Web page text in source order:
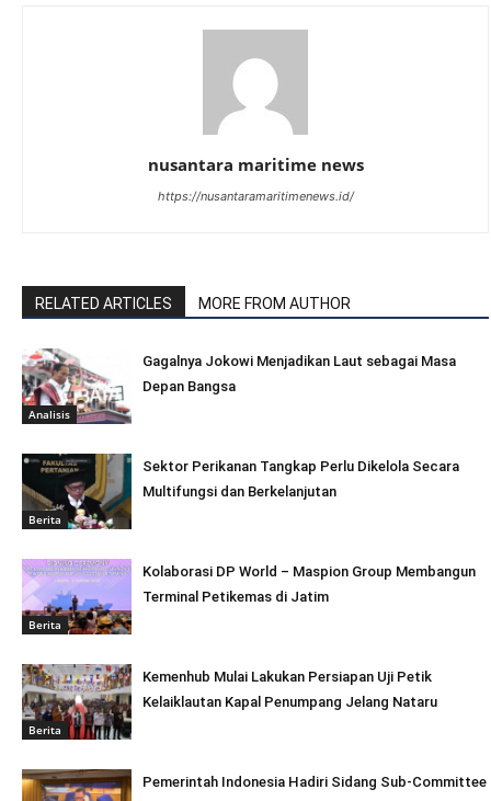
nusantara maritime news
https://nusantaramaritimenews.id/
RELATED ARTICLES MORE FROM AUTHOR
Analisis
Gagalnya Jokowi Menjadikan Laut sebagai Masa
Depan Bangsa
Berita
Sektor Perikanan Tangkap Perlu Dikelola Secara
Multifungsi dan Berkelanjutan
Berita
Kolaborasi DP World – Maspion Group Membangun
Terminal Petikemas di Jatim
Berita
Kemenhub Mulai Lakukan Persiapan Uji Petik
Kelaiklautan Kapal Penumpang Jelang Nataru
Pemerintah Indonesia Hadiri Sidang Sub-Committee